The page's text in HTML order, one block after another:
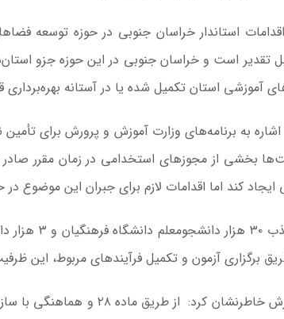
استاندار خراسان جنوبی در حوزه توسعه
اشاره به برنامه‌های وزارت آموزش و پرورش برای
بخشی از مجوزهای استخدامی در زمان مقرر
ایجاد کند اما اقدامات لازم برای جبران این موضوع
وی افزود:
برگزاری آزمون و تکمیل فرآیندهای مربوط، این
وزیر آموزش و پرورش